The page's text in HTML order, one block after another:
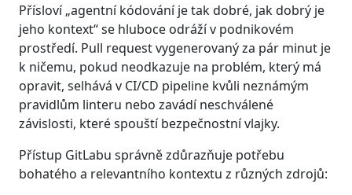
Přísloví „agentní kódování je tak dobré, jak dobrý je
jeho kontext“ se hluboce odráží v podnikovém
prostředí. Pull request vygenerovaný za pár minut je
k ničemu, pokud neodkazuje na problém, který má
opravit, selhává v CI/CD pipeline kvůli neznámým
pravidlům linteru nebo zavádí neschválené
závislosti, které spouští bezpečnostní vlajky.
Přístup GitLabu správně zdůrazňuje potřebu
bohatého a relevantního kontextu z různých zdrojů: